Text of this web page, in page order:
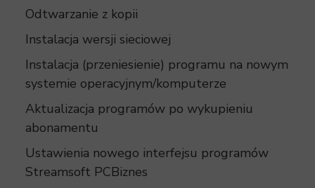
Odtwarzanie z kopii
Instalacja wersji sieciowej
Instalacja (przeniesienie) programu na nowym
systemie operacyjnym/komputerze
Aktualizacja programów po wykupieniu
abonamentu
Ustawienia nowego interfejsu programów
Streamsoft PCBiznes